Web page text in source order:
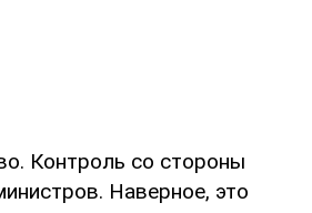
Контроль со стороны
Наверное, это